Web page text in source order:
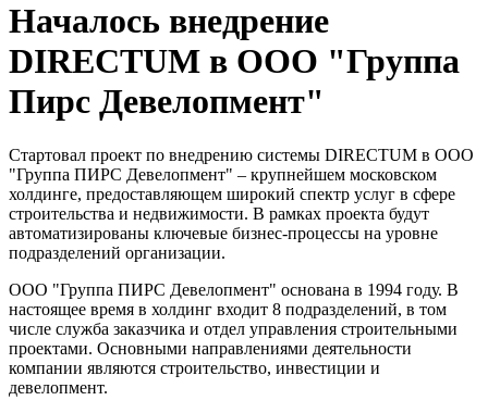
Началось внедрение
DIRECTUM в ООО "Группа
Пирс Девелопмент"
Стартовал проект по внедрению системы DIRECTUM в ООО
"Группа ПИРС Девелопмент" – крупнейшем московском
холдинге, предоставляющем широкий спектр услуг в сфере
строительства и недвижимости. В рамках проекта будут
автоматизированы ключевые бизнес-процессы на уровне
подразделений организации.
ООО "Группа ПИРС Девелопмент" основана в 1994 году. В
настоящее время в холдинг входит 8 подразделений, в том
числе служба заказчика и отдел управления строительными
проектами. Основными направлениями деятельности
компании являются строительство, инвестиции и
девелопмент.